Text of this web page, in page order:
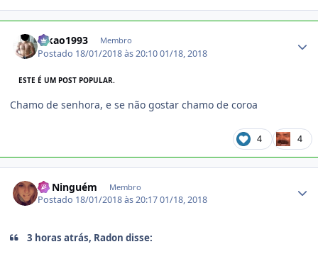
lukao1993 Membro
Postado 18/01/2018 às 20:1001/18, 2018
ESTE É UM POST POPULAR.
Chamo de senhora, e se não gostar chamo de coroa
4 4
Zé Ninguém Membro
Postado 18/01/2018 às 20:1701/18, 2018
3 horas atrás, Radon disse: